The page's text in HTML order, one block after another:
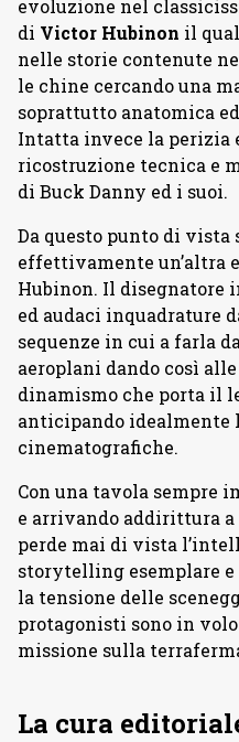
evoluzione nel
di Victor Hubinon il
nelle storie contenute
le chine cercando una
soprattutto anatomica
Intatta invece la perizia
ricostruzione tecnica e
di Buck Danny ed i suoi.
Da questo punto di
effettivamente un’altra
Hubinon. Il disegnatore
ed audaci inquadrature
sequenze in cui a farla
aeroplani dando così
dinamismo che porta il
anticipando idealmente
cinematografiche.
Con una tavola sempre
e arrivando addirittura
perde mai di vista
storytelling esemplare e
la tensione delle
protagonisti sono in
missione sulla
La cura